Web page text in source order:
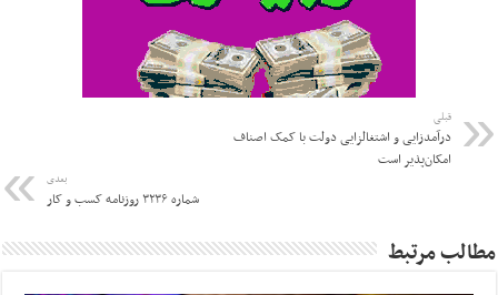
قبلی
درآمدزایی و اشتغالزایی دولت با کمک اصناف
امکان‌پذیر است
بعدی
شماره ۳۲۳۶ روزنامه کسب و کار
مطالب مرتبط